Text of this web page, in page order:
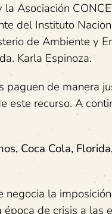
Asociación
del Instituto
de Ambiente y
Karla Espinoza.
paguen de manera
este recurso. A
Coca Cola,
la
de crisis a las